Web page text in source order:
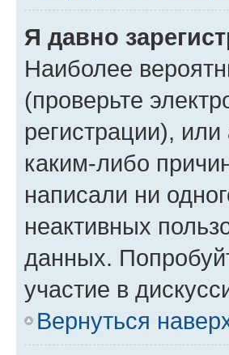
Я давно
Наиболее
(проверьте
регистрации),
каким-либо
написали ни
неактивных
данных.
участие в
Вернуться